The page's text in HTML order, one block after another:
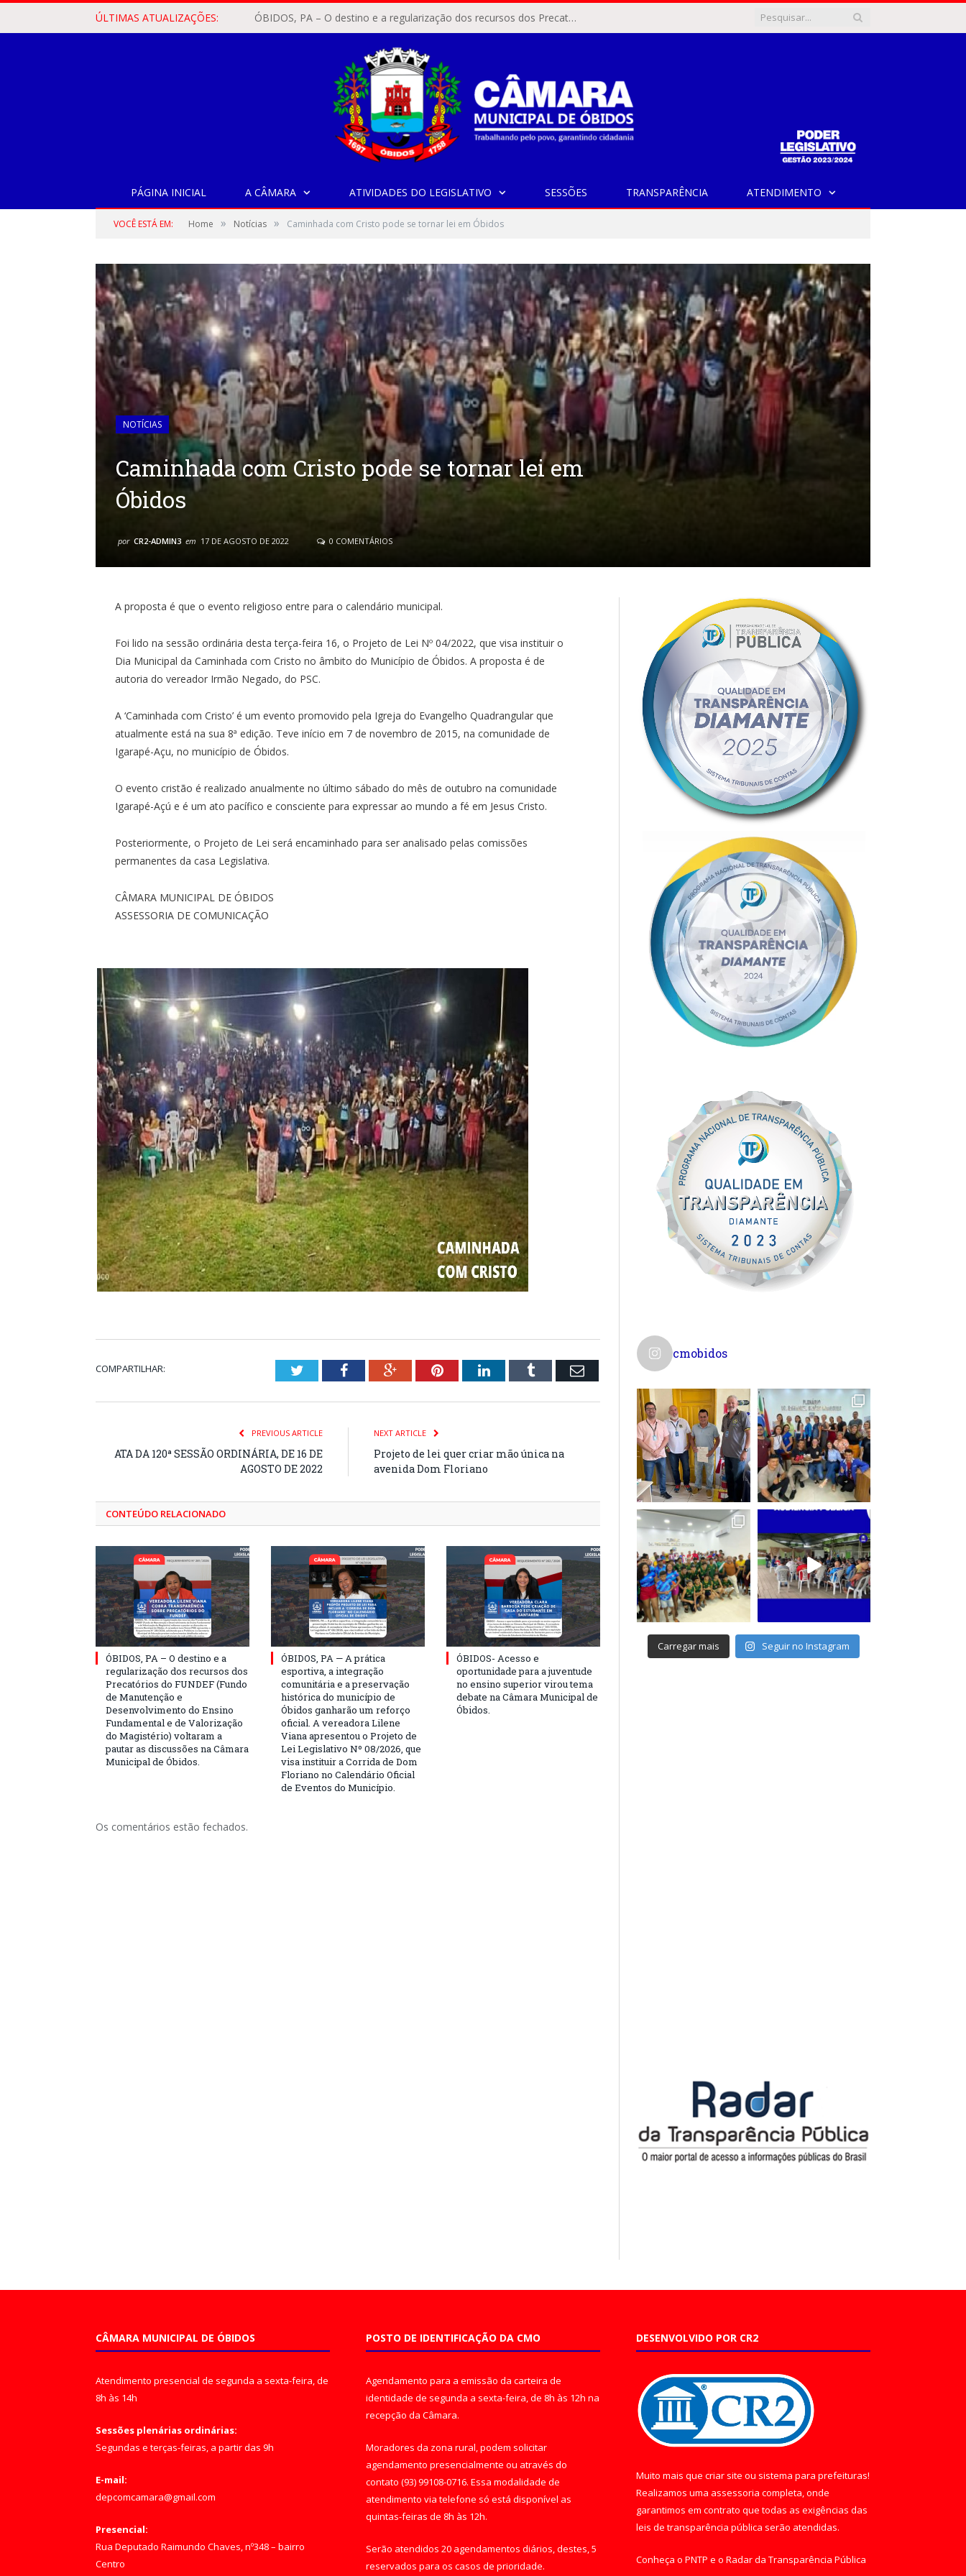
ÚLTIMAS ATUALIZAÇÕES: ÓBIDOS, PA – O destino e a regularização dos recursos dos Precatórios do FUNDEF (Fundo de Manutenção e Desenvolvimento do Ensino Fundamental e de Valorização do Magistério) voltaram a pautar as discussões na Câmara Municipal de Óbidos.
PÁGINA INICIAL A CÂMARA ATIVIDADES DO LEGISLATIVO SESSÕES TRANSPARÊNCIA ATENDIMENTO
VOCÊ ESTÁ EM: Home » Notícias » Caminhada com Cristo pode se tornar lei em Óbidos
NOTÍCIAS
Caminhada com Cristo pode se tornar lei em
Óbidos
por CR2-ADMIN3 em 17 DE AGOSTO DE 2022 0 COMENTÁRIOS
A proposta é que o evento religioso entre para o calendário municipal.
Foi lido na sessão ordinária desta terça-feira 16, o Projeto de Lei Nº 04/2022, que visa instituir o
Dia Municipal da Caminhada com Cristo no âmbito do Município de Óbidos. A proposta é de
autoria do vereador Irmão Negado, do PSC.
A ‘Caminhada com Cristo’ é um evento promovido pela Igreja do Evangelho Quadrangular que
atualmente está na sua 8ª edição. Teve início em 7 de novembro de 2015, na comunidade de
Igarapé-Açu, no município de Óbidos.
O evento cristão é realizado anualmente no último sábado do mês de outubro na comunidade
Igarapé-Açú e é um ato pacífico e consciente para expressar ao mundo a fé em Jesus Cristo.
Posteriormente, o Projeto de Lei será encaminhado para ser analisado pelas comissões
permanentes da casa Legislativa.
CÂMARA MUNICIPAL DE ÓBIDOS
ASSESSORIA DE COMUNICAÇÃO
COMPARTILHAR: TwitterFacebookGoogle+PinterestLinkedInTumblr Email
PREVIOUS ARTICLE
ATA DA 120ª SESSÃO ORDINÁRIA, DE 16 DE
AGOSTO DE 2022
NEXT ARTICLE
Projeto de lei quer criar mão única na
avenida Dom Floriano
CONTEÚDO RELACIONADO
ÓBIDOS, PA – O destino e a
regularização dos recursos dos
Precatórios do FUNDEF (Fundo
de Manutenção e
Desenvolvimento do Ensino
Fundamental e de Valorização
do Magistério) voltaram a
pautar as discussões na Câmara
Municipal de Óbidos.
ÓBIDOS, PA — A prática
esportiva, a integração
comunitária e a preservação
histórica do município de
Óbidos ganharão um reforço
oficial. A vereadora Lilene
Viana apresentou o Projeto de
Lei Legislativo Nº 08/2026, que
visa instituir a Corrida de Dom
Floriano no Calendário Oficial
de Eventos do Município.
ÓBIDOS- Acesso e
oportunidade para a juventude
no ensino superior virou tema
debate na Câmara Municipal de
Óbidos.
Os comentários estão fechados.
cmobidos
Carregar mais Seguir no Instagram
CÂMARA MUNICIPAL DE ÓBIDOS
Atendimento presencial de segunda a sexta-feira, de
8h às 14h
Sessões plenárias ordinárias:
Segundas e terças-feiras, a partir das 9h
E-mail:
depcomcamara@gmail.com
Presencial:
Rua Deputado Raimundo Chaves, nº348 – bairro
Centro
POSTO DE IDENTIFICAÇÃO DA CMO
Agendamento para a emissão da carteira de
identidade de segunda a sexta-feira, de 8h às 12h na
recepção da Câmara.
Moradores da zona rural, podem solicitar
agendamento presencialmente ou através do
contato (93) 99108-0716. Essa modalidade de
atendimento via telefone só está disponível as
quintas-feiras de 8h às 12h.
Serão atendidos 20 agendamentos diários, destes, 5
reservados para os casos de prioridade.
DESENVOLVIDO POR CR2
Muito mais que criar site ou sistema para prefeituras!
Realizamos uma assessoria completa, onde
garantimos em contrato que todas as exigências das
leis de transparência pública serão atendidas.
Conheça o PNTP e o Radar da Transparência Pública